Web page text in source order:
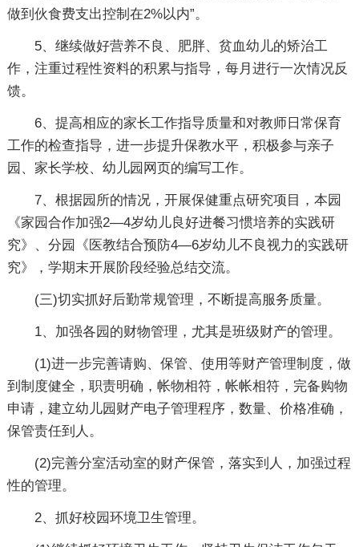
做到伙食费支出控制在2%以内”。
5、继续做好营养不良、肥胖、贫血幼儿的矫治工
作，注重过程性资料的积累与指导，每月进行一次情况反
馈。
6、提高相应的家长工作指导质量和对教师日常保育
工作的检查指导，进一步提升保教水平，积极参与亲子
园、家长学校、幼儿园网页的编写工作。
7、根据园所的情况，开展保健重点研究项目，本园
《家园合作加强2—4岁幼儿良好进餐习惯培养的实践研
究》、分园《医教结合预防4—6岁幼儿不良视力的实践研
究》，学期末开展阶段经验总结交流。
(三)切实抓好后勤常规管理，不断提高服务质量。
1、加强各园的财物管理，尤其是班级财产的管理。
(1)进一步完善请购、保管、使用等财产管理制度，做
到制度健全，职责明确，帐物相符，帐帐相符，完备购物
申请，建立幼儿园财产电子管理程序，数量、价格准确，
保管责任到人。
(2)完善分室活动室的财产保管，落实到人，加强过程
性的管理。
2、抓好校园环境卫生管理。